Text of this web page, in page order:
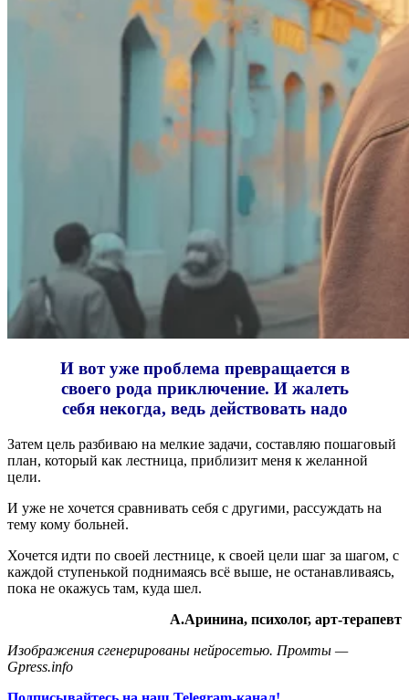
И вот уже проблема превращается в
своего рода приключение. И жалеть
себя некогда, ведь действовать надо
Затем цель разбиваю на мелкие задачи, составляю пошаговый
план, который как лестница, приблизит меня к желанной
цели.
И уже не хочется сравнивать себя с другими, рассуждать на
тему кому больней.
Хочется идти по своей лестнице, к своей цели шаг за шагом, с
каждой ступенькой поднимаясь всё выше, не останавливаясь,
пока не окажусь там, куда шел.
А.Аринина, психолог, арт-терапевт
Изображения сгенерированы нейросетью. Промты —
Gpress.info